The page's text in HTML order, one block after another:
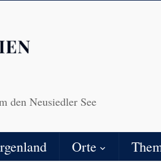
den Neusiedler See
Orte